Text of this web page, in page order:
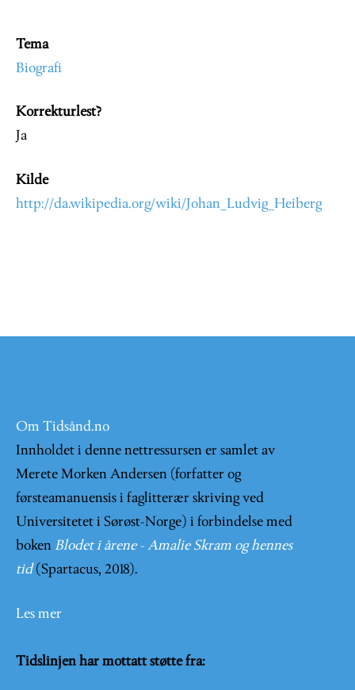
Tema
Biografi
Korrekturlest?
Ja
Kilde
http://da.wikipedia.org/wiki/Johan_Ludvig_Heiberg
Om Tidsånd.no
Innholdet i denne nettressursen er samlet av
Merete Morken Andersen (forfatter og
førsteamanuensis i faglitterær skriving ved
Universitetet i Sørøst-Norge) i forbindelse med
boken Blodet i årene - Amalie Skram og hennes
tid (Spartacus, 2018).
Les mer
Tidslinjen har mottatt støtte fra: